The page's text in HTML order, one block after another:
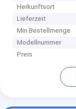
Herkunftsort
Lieferzeit
Min Bestellmenge
Modellnummer
Preis